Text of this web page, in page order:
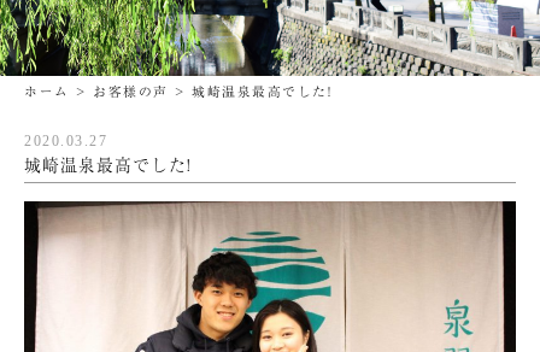
ホーム > お客様の声 > 城崎温泉最高でした!
2020.03.27
城崎温泉最高でした!